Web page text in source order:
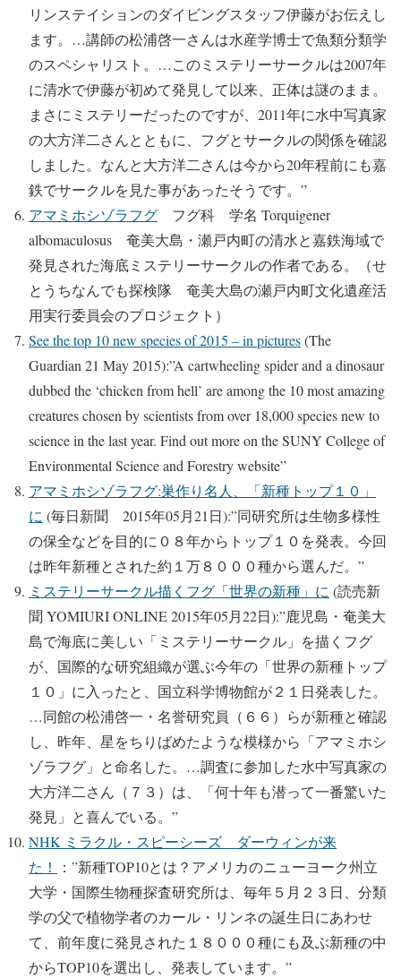
リンステイションのダイビングスタッフ伊藤がお伝えし
ます。…講師の松浦啓一さんは水産学博士で魚類分類学
のスペシャリスト。…このミステリーサークルは2007年
に清水で伊藤が初めて発見して以来、正体は謎のまま。
まさにミステリーだったのですが、2011年に水中写真家
の大方洋二さんとともに、フグとサークルの関係を確認
しました。なんと大方洋二さんは今から20年程前にも嘉
鉄でサークルを見た事があったそうです。”
アマミホシゾラフグ フグ科 学名 Torquigener
albomaculosus 奄美大島・瀬戸内町の清水と嘉鉄海域で
発見された海底ミステリーサークルの作者である。（せ
とうちなんでも探検隊 奄美大島の瀬戸内町文化遺産活
用実行委員会のプロジェクト）
See the top 10 new species of 2015 – in pictures(The
Guardian 21 May 2015):”A cartwheeling spider and a dinosaur
dubbed the ‘chicken from hell’ are among the 10 most amazing
creatures chosen by scientists from over 18,000 species new to
science in the last year. Find out more on the SUNY College of
Environmental Science and Forestry website”
アマミホシゾラフグ:巣作り名人、「新種トップ１０」
に (毎日新聞 2015年05月21日):”同研究所は生物多様性
の保全などを目的に０８年からトップ１０を発表。今回
は昨年新種とされた約１万８０００種から選んだ。”
ミステリーサークル描くフグ「世界の新種」に (読売新
聞 YOMIURI ONLINE 2015年05月22日):”鹿児島・奄美大
島で海底に美しい「ミステリーサークル」を描くフグ
が、国際的な研究組織が選ぶ今年の「世界の新種トップ
１０」に入ったと、国立科学博物館が２１日発表した。
…同館の松浦啓一・名誉研究員（６６）らが新種と確認
し、昨年、星をちりばめたような模様から「アマミホシ
ゾラフグ」と命名した。…調査に参加した水中写真家の
大方洋二さん（７３）は、「何十年も潜って一番驚いた
発見」と喜んでいる。”
NHK ミラクル・スピーシーズ ダーウィンが来
た！
：”新種TOP10とは？アメリカのニューヨーク州立
大学・国際生物種探査研究所は、毎年５月２３日、分類
学の父で植物学者のカール・リンネの誕生日にあわせ
て、前年度に発見された１８０００種にも及ぶ新種の中
からTOP10を選出し、発表しています。”